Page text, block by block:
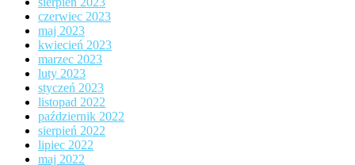
czerwiec 2023
maj 2023
kwiecień 2023
marzec 2023
luty 2023
styczeń 2023
listopad 2022
październik 2022
sierpień 2022
lipiec 2022
maj 2022